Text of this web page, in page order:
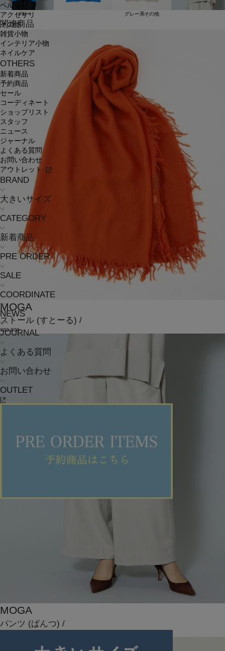
ベルト
アクセサリ
その他
雑貨小物
インテリア小物
ネイルケア
OTHERS
新着商品
予約商品
セール
コーディネート
ショップリスト
スタッフ
ニュース
ジャーナル
よくある質問
お問い合わせ
アウトレット
BRAND
大きいサイズ
CATEGORY
新着商品
PRE ORDER
SALE
COORDINATE
NEWS
JOURNAL
よくある質問
お問い合わせ
OUTLET
ブルー グレー系その他
関連商品
MOGA
ストール (すとーる) /
¥33,000
MOGA
パンツ (ぱんつ) /